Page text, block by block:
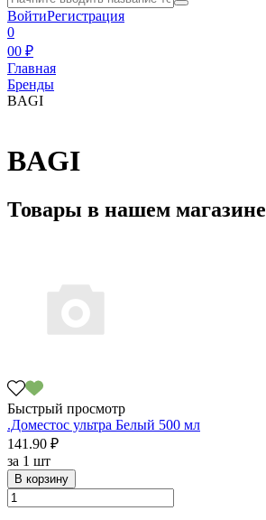
ВойтиРегистрация
0
00 ₽
Главная
Бренды
BAGI
BAGI
Товары в нашем магазине
Быстрый просмотр
.Доместос ультра Белый 500 мл
141.90 ₽
за 1 шт
В корзину